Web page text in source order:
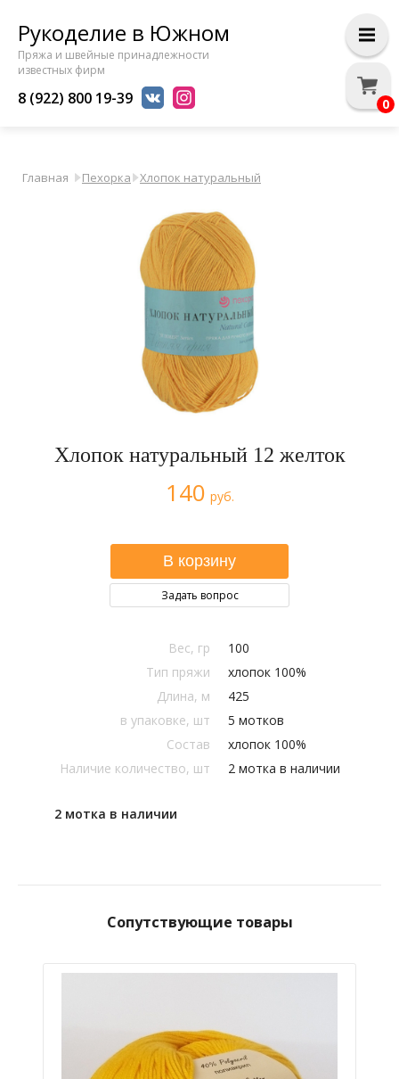
Рукоделие в Южном
Пряжа и швейные принадлежности
известных фирм
8 (922) 800 19-39
Главная Пехорка Хлопок натуральный
Хлопок натуральный 12 желток
140 руб.
Задать вопрос
Вес, гр
100
Тип пряжи
хлопок 100%
Длина, м
425
в упаковке, шт
5 мотков
Состав
хлопок 100%
Наличие количество, шт
2 мотка в наличии
2 мотка в наличии
Сопутствующие товары
0